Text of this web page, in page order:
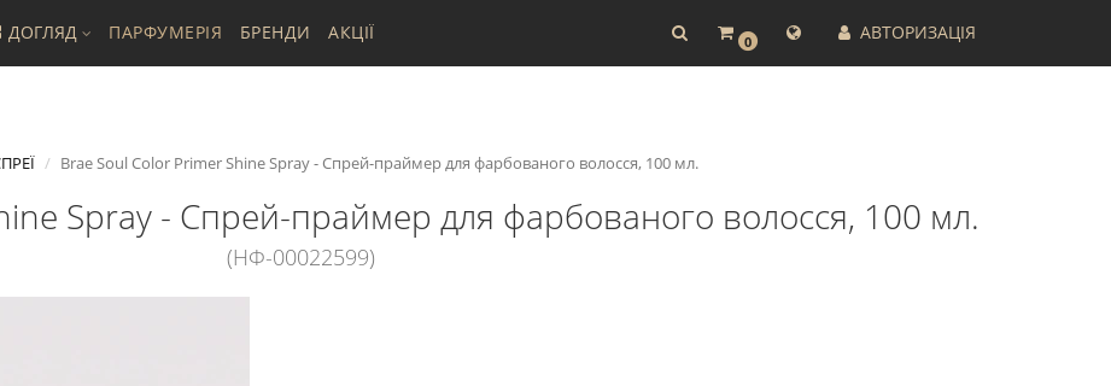
0 АВТОРИЗАЦІЯ
ДОГЛЯД ПАРФУМЕРІЯ БРЕНДИ АКЦІЇ
Brae Soul Color Primer Shine Spray - Спрей-праймер для фарбованого волосся, 100 мл.
Spray - Спрей-праймер для фарбованого волосся, 100 мл.
(НФ-00022599)